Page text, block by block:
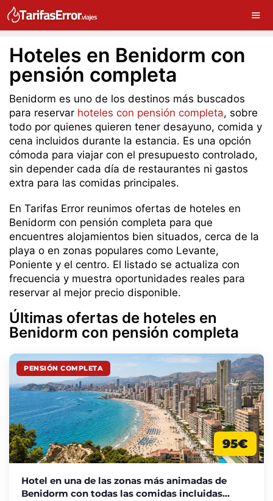
Hoteles en Benidorm con
pensión completa
Benidorm es uno de los destinos más buscados
para reservar hoteles con pensión completa, sobre
todo por quienes quieren tener desayuno, comida y
cena incluidos durante la estancia. Es una opción
cómoda para viajar con el presupuesto controlado,
sin depender cada día de restaurantes ni gastos
extra para las comidas principales.
En Tarifas Error reunimos ofertas de hoteles en
Benidorm con pensión completa para que
encuentres alojamientos bien situados, cerca de la
playa o en zonas populares como Levante,
Poniente y el centro. El listado se actualiza con
frecuencia y muestra oportunidades reales para
reservar al mejor precio disponible.
Últimas ofertas de hoteles en
Benidorm con pensión completa
PENSIÓN COMPLETA
95€
Hotel en una de las zonas más animadas de
Benidorm con todas las comidas incluidas